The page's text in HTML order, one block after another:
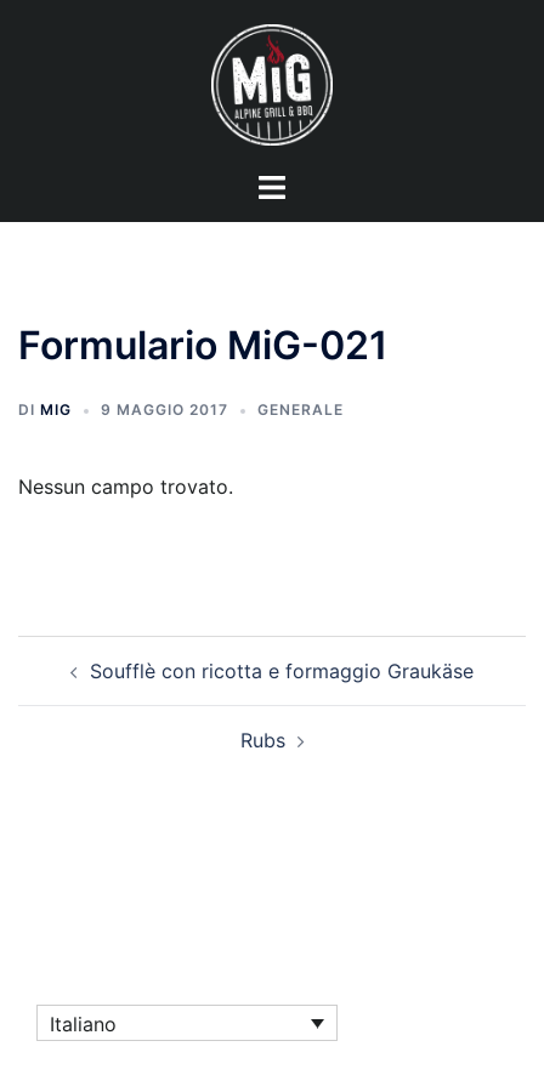
Mostra/Nascondi
Formulario MiG-021
DI MIG 9 MAGGIO 2017 GENERALE
Nessun campo trovato.
articoloSoufflè con ricotta e formaggio Graukäse
Rubs
Italiano